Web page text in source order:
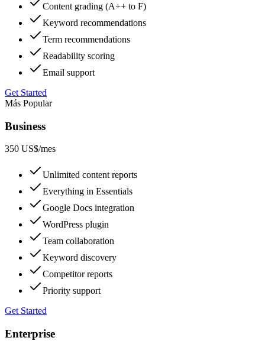
Content grading (A++ to F)
Keyword recommendations
Term recommendations
Readability scoring
Email support
Get Started
Más Popular
Business
350 US$/mes
Unlimited content reports
Everything in Essentials
Google Docs integration
WordPress plugin
Team collaboration
Keyword discovery
Competitor reports
Priority support
Get Started
Enterprise